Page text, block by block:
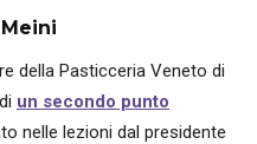
della Pasticceria Veneto di
un secondo punto
nelle lezioni dal presidente